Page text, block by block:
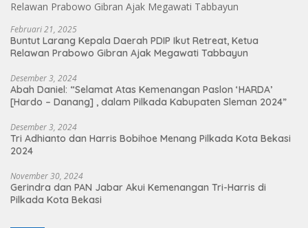
Februari 21, 2025
Buntut Larang Kepala Daerah PDIP Ikut Retreat, Ketua
Relawan Prabowo Gibran Ajak Megawati Tabbayun
Desember 3, 2024
Abah Daniel: “Selamat Atas Kemenangan Paslon ‘HARDA’
[Hardo – Danang] , dalam Pilkada Kabupaten Sleman 2024”
Desember 3, 2024
Tri Adhianto dan Harris Bobihoe Menang Pilkada Kota Bekasi
2024
November 30, 2024
Gerindra dan PAN Jabar Akui Kemenangan Tri-Harris di
Pilkada Kota Bekasi